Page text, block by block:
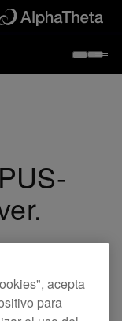
acepta
para